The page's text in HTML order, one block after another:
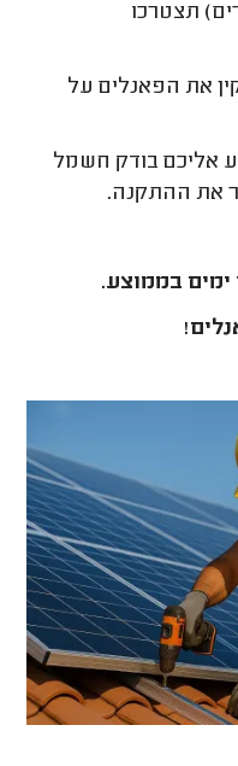
תצטרכו
את הפאנלים על
אליכם בודק חשמל
את ההתקנה.